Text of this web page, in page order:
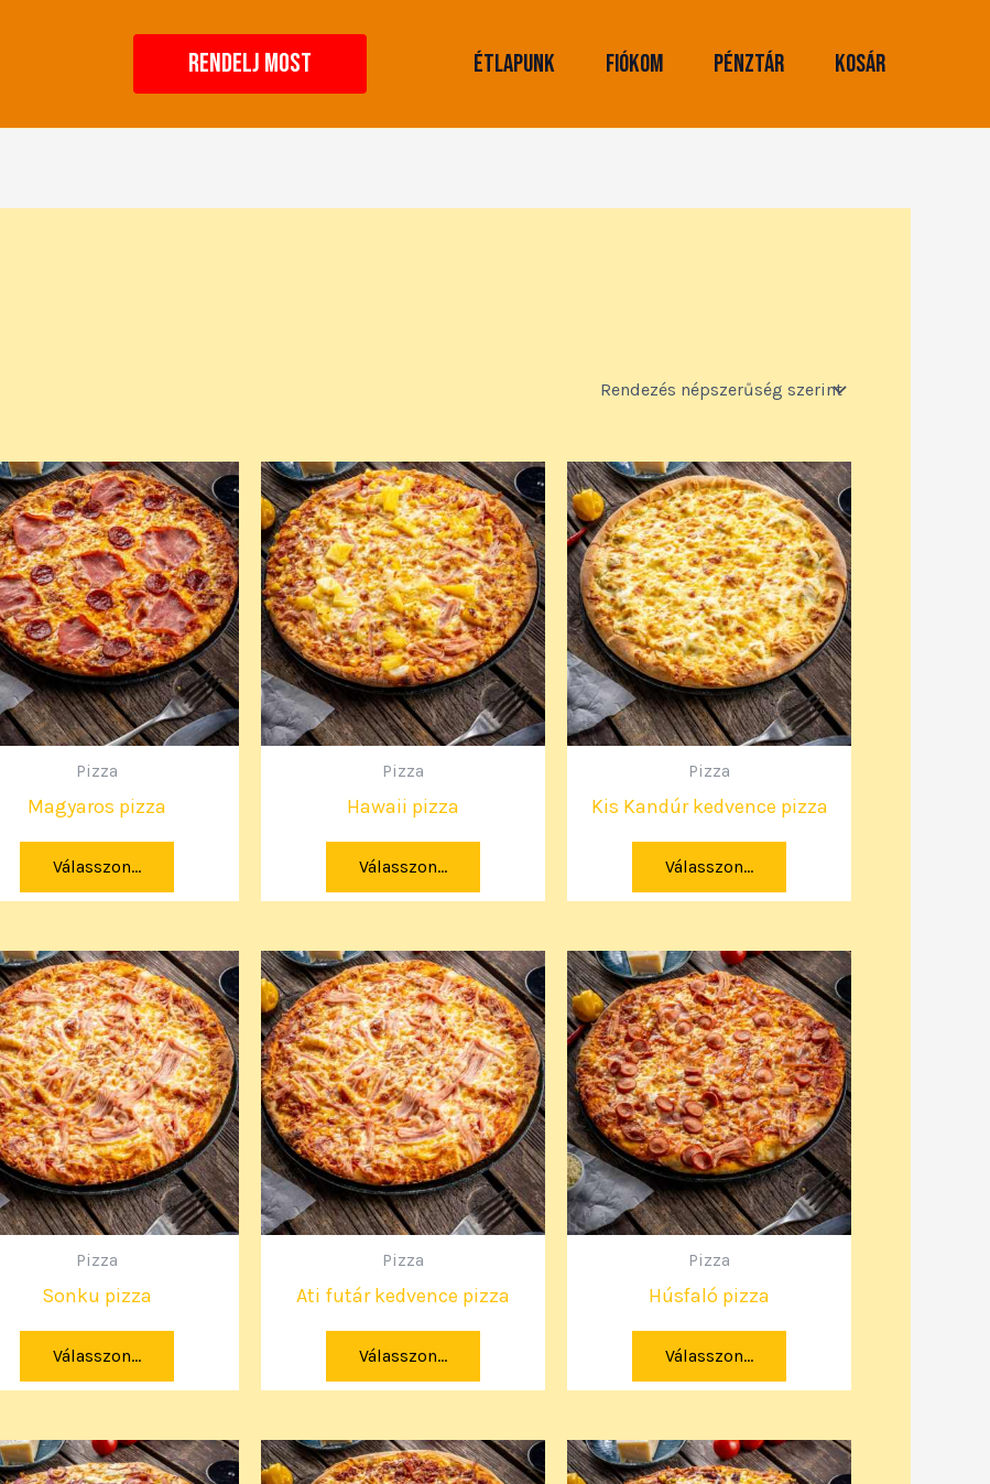
RENDELJ MOST Étlapunk Fiókom Pénztár Kosár
Pizza
Magyaros pizza
Válasszon...
Pizza
Hawaii pizza
Válasszon...
Pizza
Kis Kandúr kedvence pizza
Válasszon...
Pizza
Sonku pizza
Válasszon...
Pizza
Ati futár kedvence pizza
Válasszon...
Pizza
Húsfaló pizza
Válasszon...